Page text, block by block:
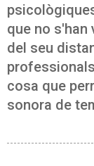
que no s'han
del seu
cosa que
sonora de